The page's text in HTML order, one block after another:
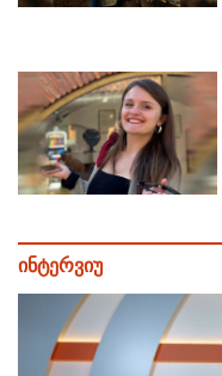
ინტერვიუ